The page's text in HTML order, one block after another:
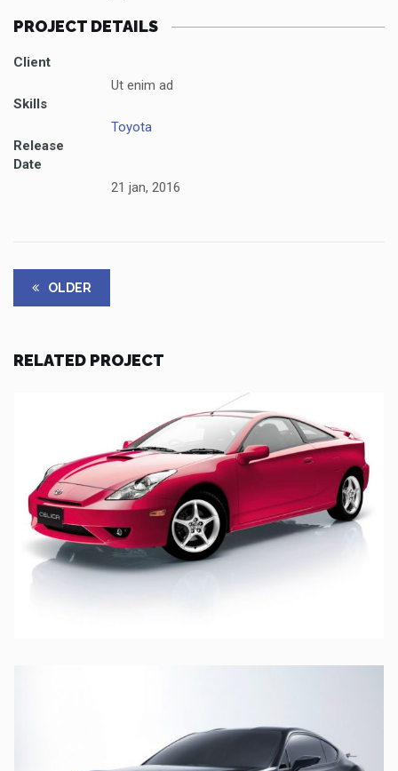
PROJECT DETAILS
Client
Ut enim ad
Skills
Toyota
Release
Date
21 jan, 2016
OLDER
RELATED PROJECT
TOYOTA
TOYOTA
UT LABORE ET DOLORE